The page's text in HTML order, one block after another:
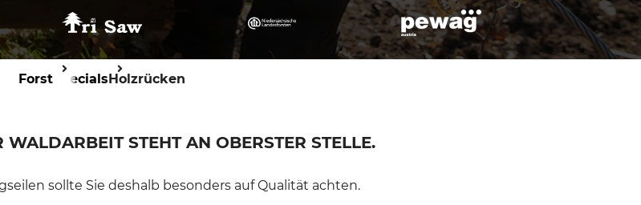
Forst SpecialsHolzrücken
WALDARBEIT STEHT AN OBERSTER STELLE.
sollte Sie deshalb besonders auf Qualität achten.